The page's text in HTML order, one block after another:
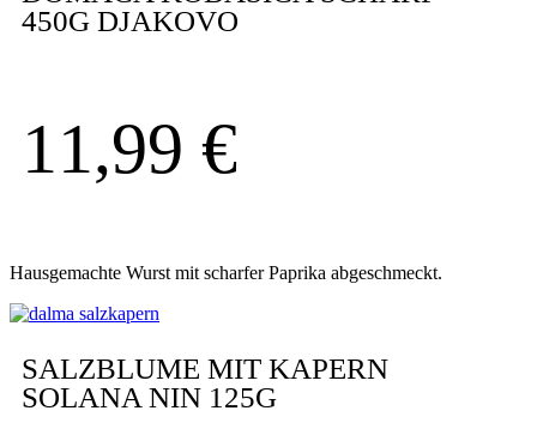
450G DJAKOVO
11,99 €
Hausgemachte Wurst mit scharfer Paprika abgeschmeckt.
SALZBLUME MIT KAPERN
SOLANA NIN 125G